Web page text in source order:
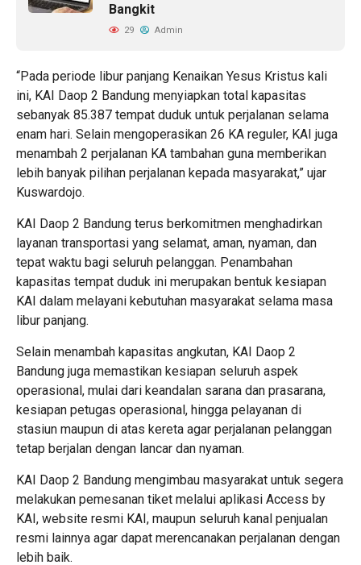
Bangkit
29 Admin
“Pada periode libur panjang Kenaikan Yesus Kristus kali
ini, KAI Daop 2 Bandung menyiapkan total kapasitas
sebanyak 85.387 tempat duduk untuk perjalanan selama
enam hari. Selain mengoperasikan 26 KA reguler, KAI juga
menambah 2 perjalanan KA tambahan guna memberikan
lebih banyak pilihan perjalanan kepada masyarakat,” ujar
Kuswardojo.
KAI Daop 2 Bandung terus berkomitmen menghadirkan
layanan transportasi yang selamat, aman, nyaman, dan
tepat waktu bagi seluruh pelanggan. Penambahan
kapasitas tempat duduk ini merupakan bentuk kesiapan
KAI dalam melayani kebutuhan masyarakat selama masa
libur panjang.
Selain menambah kapasitas angkutan, KAI Daop 2
Bandung juga memastikan kesiapan seluruh aspek
operasional, mulai dari keandalan sarana dan prasarana,
kesiapan petugas operasional, hingga pelayanan di
stasiun maupun di atas kereta agar perjalanan pelanggan
tetap berjalan dengan lancar dan nyaman.
KAI Daop 2 Bandung mengimbau masyarakat untuk segera
melakukan pemesanan tiket melalui aplikasi Access by
KAI, website resmi KAI, maupun seluruh kanal penjualan
resmi lainnya agar dapat merencanakan perjalanan dengan
lebih baik.